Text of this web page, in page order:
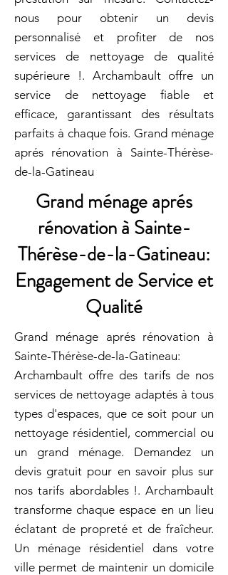
nous pour obtenir un devis
personnalisé et profiter de nos
services de nettoyage de qualité
supérieure !. Archambault offre un
service de nettoyage fiable et
efficace, garantissant des résultats
parfaits à chaque fois. Grand ménage
aprés rénovation à Sainte-Thérèse-
de-la-Gatineau
Grand ménage aprés
rénovation à Sainte-
Thérèse-de-la-Gatineau:
Engagement de Service et
Qualité
Grand ménage aprés rénovation à
Sainte-Thérèse-de-la-Gatineau:
Archambault offre des tarifs de nos
services de nettoyage adaptés à tous
types d'espaces, que ce soit pour un
nettoyage résidentiel, commercial ou
un grand ménage. Demandez un
devis gratuit pour en savoir plus sur
nos tarifs abordables !. Archambault
transforme chaque espace en un lieu
éclatant de propreté et de fraîcheur.
Un ménage résidentiel dans votre
ville permet de maintenir un domicile